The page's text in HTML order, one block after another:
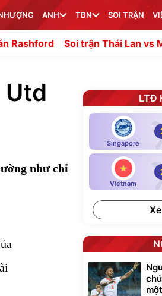
ANH TBN SOI TRẬN
trận Thái Lan vs Myanmar: "Voi
như chỉ
LTĐ
Singapore
Vietnam